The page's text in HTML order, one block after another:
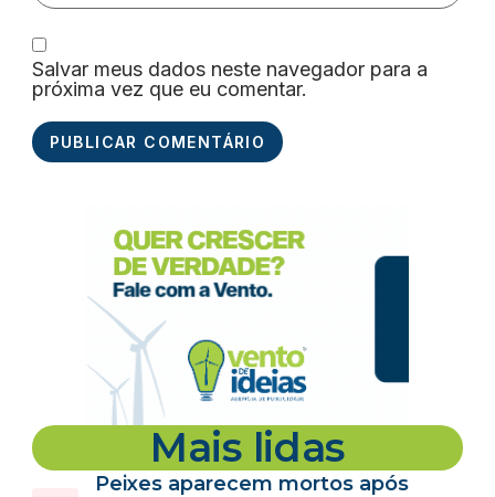
Salvar meus dados neste navegador para a
próxima vez que eu comentar.
Mais lidas
Peixes aparecem mortos após